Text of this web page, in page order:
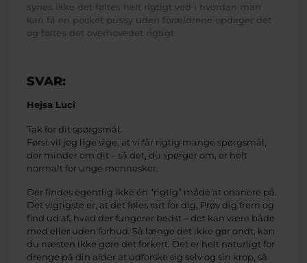
synes ikke det føltes helt rigtigt ved i hvordan man
kan få en pocket pussy uden forældrene opdager det
og føltes det overhovedet rigtigt
SVAR:
Hejsa Luci
Tak for dit spørgsmål.
Først vil jeg lige sige, at vi får rigtig mange spørgsmål,
der minder om dit – så det, du spørger om, er helt
normalt for unge mennesker.
Der findes egentlig ikke én “rigtig” måde at onanere på.
Det vigtigste er, at det føles rart for dig. Prøv dig frem og
find ud af, hvad der fungerer bedst – det kan være både
med eller uden forhud. Så længe det ikke gør ondt, kan
du næsten ikke gøre det forkert. Det er helt naturligt for
drenge på din alder at udforske sig selv og sin krop, så